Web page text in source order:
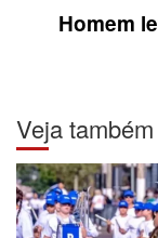
Homem
Veja também